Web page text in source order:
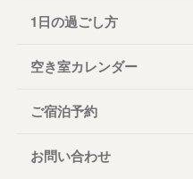
1日の過ごし方
空き室カレンダー
ご宿泊予約
お問い合わせ